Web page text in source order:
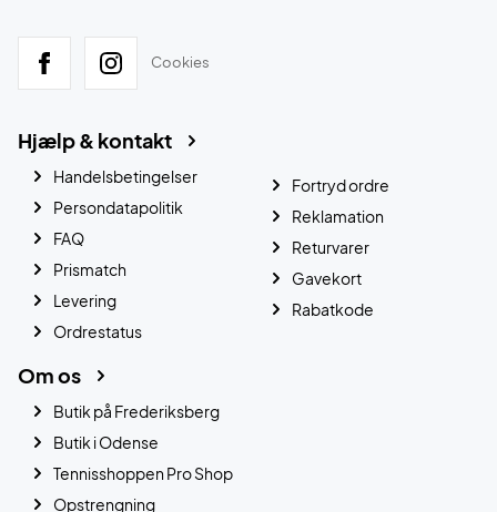
Cookies
Hjælp & kontakt
Handelsbetingelser
Persondatapolitik
FAQ
Prismatch
Levering
Ordrestatus
Fortryd ordre
Reklamation
Returvarer
Gavekort
Rabatkode
Om os
Butik på Frederiksberg
Butik i Odense
Tennisshoppen Pro Shop
Opstrengning